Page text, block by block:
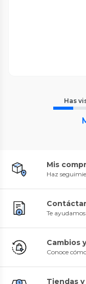
Has
Mis
Haz
Te
Cambios
Conoce
Tiendas